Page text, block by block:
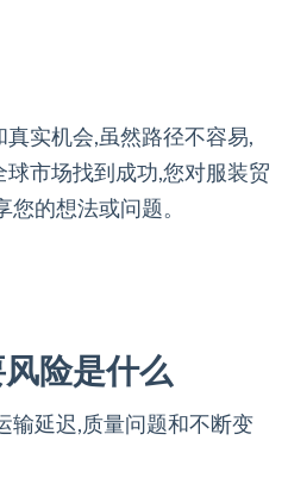
实机会,虽然路径不容易,
市场找到成功,您对服装贸
的想法或问题。
险是什么
输延迟,质量问题和不断变